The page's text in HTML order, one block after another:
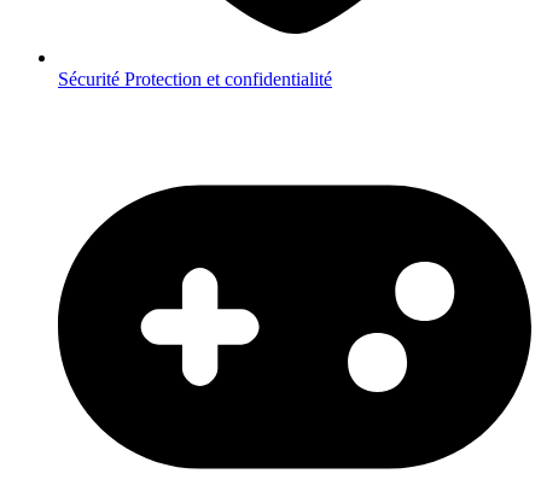
Sécurité Protection et confidentialité